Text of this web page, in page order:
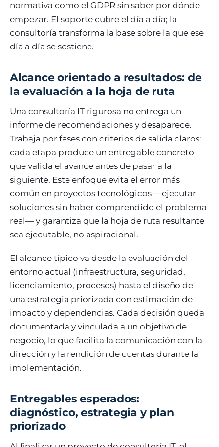
normativa como el GDPR sin saber por dónde
empezar. El soporte cubre el día a día; la
consultoría transforma la base sobre la que ese
día a día se sostiene.
Alcance orientado a resultados: de
la evaluación a la hoja de ruta
Una consultoría IT rigurosa no entrega un
informe de recomendaciones y desaparece.
Trabaja por fases con criterios de salida claros:
cada etapa produce un entregable concreto
que valida el avance antes de pasar a la
siguiente. Este enfoque evita el error más
común en proyectos tecnológicos —ejecutar
soluciones sin haber comprendido el problema
real— y garantiza que la hoja de ruta resultante
sea ejecutable, no aspiracional.
El alcance típico va desde la evaluación del
entorno actual (infraestructura, seguridad,
licenciamiento, procesos) hasta el diseño de
una estrategia priorizada con estimación de
impacto y dependencias. Cada decisión queda
documentada y vinculada a un objetivo de
negocio, lo que facilita la comunicación con la
dirección y la rendición de cuentas durante la
implementación.
Entregables esperados:
diagnóstico, estrategia y plan
priorizado